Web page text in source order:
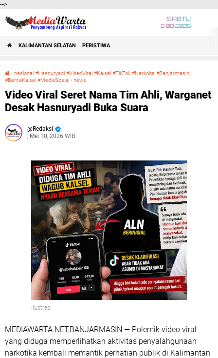
-->
SABTU
8 08 2026
KALIMANTAN SELATAN PERISTIWA
› nasional #Hasnuryadi #VideoViral #Kalsel #TikTok #Narkoba #Banjarmasin
#BeritaKalsel #MediaSosial › news
Video Viral Seret Nama Tim Ahli, Warganet
Desak Hasnuryadi Buka Suara
Redaksi
, Mei 10, 2026 WIB
Ilustrasi
MEDIAWARTA.NET,BANJARMASIN — Polemik video viral
yang diduga memperlihatkan aktivitas penyalahgunaan
narkotika kembali memantik perhatian publik di Kalimantan